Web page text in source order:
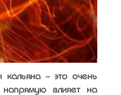
кальяна - это очень
влияет на